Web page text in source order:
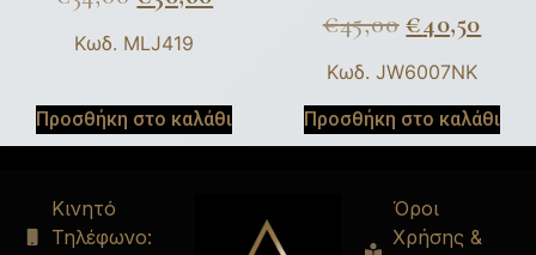
Κωδ. MLJ419
Προσθήκη στο καλάθι
€45,00 €40,50
Κωδ. JW6007NK
Προσθήκη στο καλάθι
Κινητό
Τηλέφωνο:
Όροι
Χρήσης &